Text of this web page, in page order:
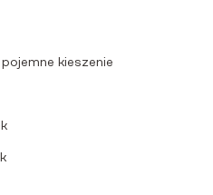
kieszenie